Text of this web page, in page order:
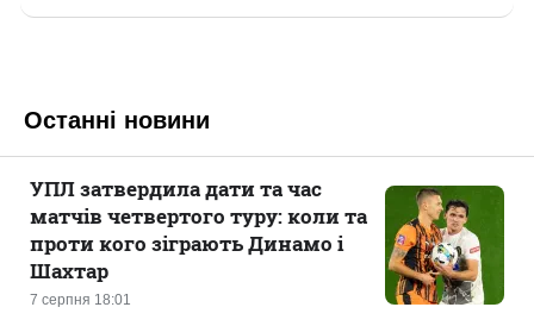
Останні новини
7 серпня 18:01
УПЛ затвердила дати та час
матчів четвертого туру: коли та
проти кого зіграють Динамо і
Шахтар